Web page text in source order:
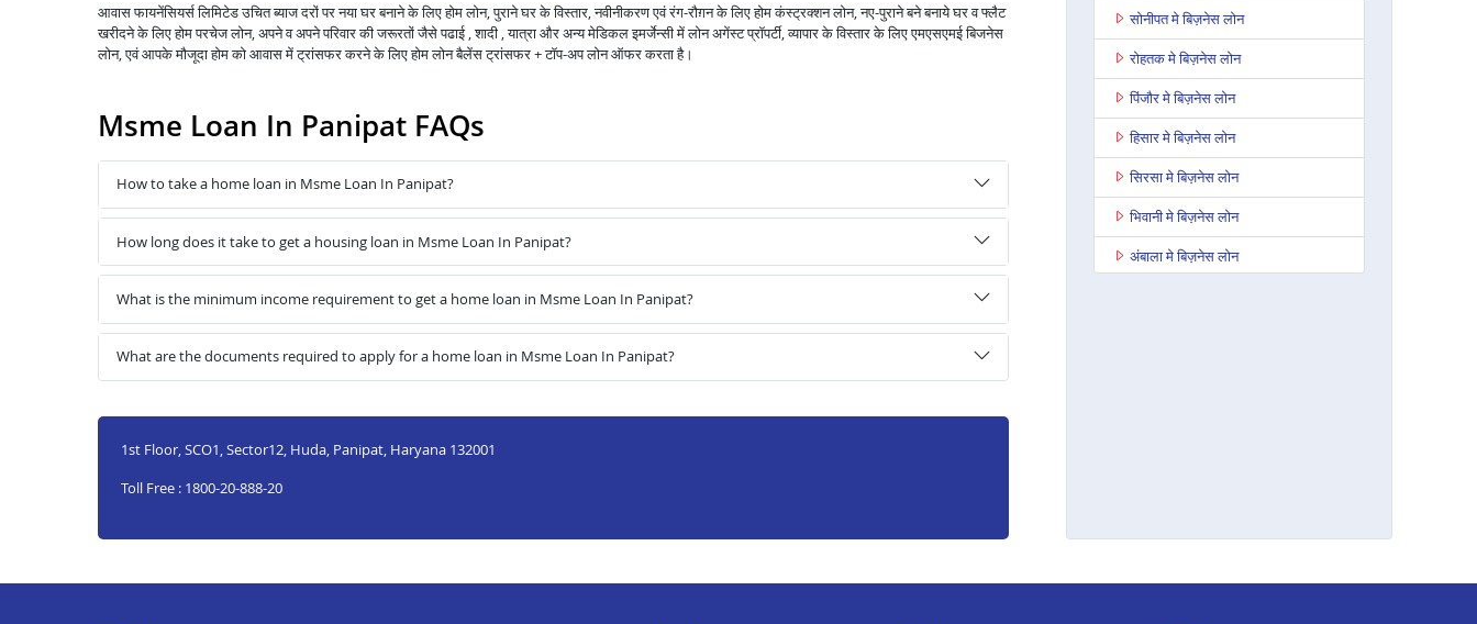
आवास फायनेंसियर्स लिमिटेड उचित ब्याज दरों पर नया घर बनाने के लिए होम लोन, पुराने घर के विस्तार, नवीनीकरण एवं रंग-रौग़न के लिए होम कंस्ट्रक्शन लोन, नए-पुराने बने बनाये घर व फ्लैट
खरीदने के लिए होम परचेज लोन, अपने व अपने परिवार की जरूरतों जैसे पढाई , शादी , यात्रा और अन्य मेडिकल इमर्जेन्सी में लोन अगेंस्ट प्रॉपर्टी, व्यापार के विस्तार के लिए एमएसएमई बिजनेस
लोन, एवं आपके मौजूदा होम को आवास में ट्रांसफर करने के लिए होम लोन बैलेंस ट्रांसफर + टॉप-अप लोन ऑफर करता है।
Msme Loan In Panipat FAQs
How to take a home loan in Msme Loan In Panipat?
How long does it take to get a housing loan in Msme Loan In Panipat?
What is the minimum income requirement to get a home loan in Msme Loan In Panipat?
What are the documents required to apply for a home loan in Msme Loan In Panipat?
1st Floor, SCO1, Sector12, Huda, Panipat, Haryana 132001
Toll Free : 1800-20-888-20
सोनीपत मे बिज़नेस लोन
रोहतक मे बिज़नेस लोन
पिंजौर मे बिज़नेस लोन
हिसार मे बिज़नेस लोन
सिरसा मे बिज़नेस लोन
भिवानी मे बिज़नेस लोन
अंबाला मे बिज़नेस लोन